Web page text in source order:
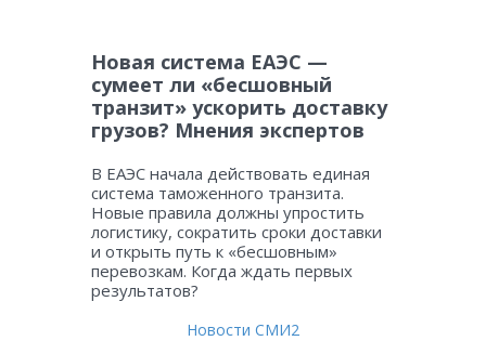
Новая система ЕАЭС —
сумеет ли «бесшовный
транзит» ускорить доставку
грузов? Мнения экспертов
В ЕАЭС начала действовать единая
система таможенного транзита.
Новые правила должны упростить
логистику, сократить сроки доставки
и открыть путь к «бесшовным»
перевозкам. Когда ждать первых
результатов?
Новости СМИ2